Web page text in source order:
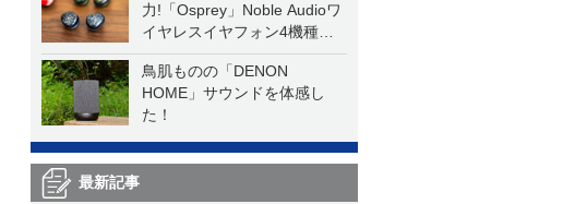
力!「Osprey」Noble Audioワ
イヤレスイヤフォン4機種を
一気に聴く
鳥肌ものの「DENON
HOME」サウンドを体感し
た！
最新記事